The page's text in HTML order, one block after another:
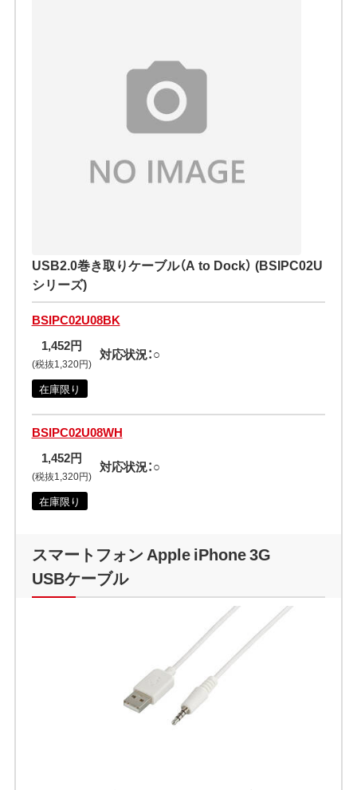
USB2.0巻き取りケーブル（A to Dock） (BSIPC02U
シリーズ)
BSIPC02U08BK
1,452円
(税抜1,320円)
対応状況：○
在庫限り
BSIPC02U08WH
1,452円
(税抜1,320円)
対応状況：○
在庫限り
スマートフォン Apple iPhone 3G
USBケーブル